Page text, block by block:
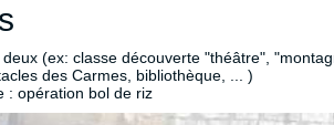
(ex: classe découverte "théâtre",
des Carmes, bibliothèque, ... )
: opération bol de riz